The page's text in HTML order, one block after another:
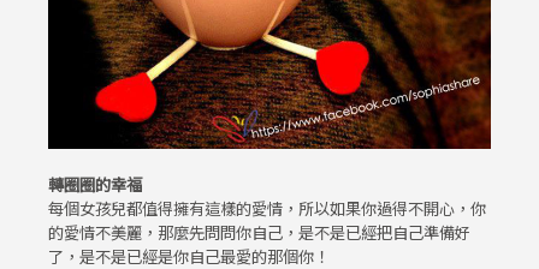
轉圈圈的幸福
每個女孩兒都值得擁有這樣的愛情，所以如果你過得不開心，你
的愛情不美麗，那麼先問問你自己，是不是已經把自己準備好
了，是不是已經是你自己最愛的那個你！